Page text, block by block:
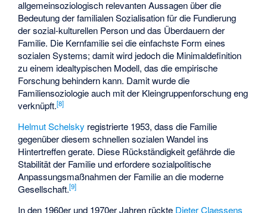
allgemeinsoziologisch relevanten Aussagen über die
Bedeutung der familialen Sozialisation für die Fundierung
der sozial-kulturellen Person und das Überdauern der
Familie. Die Kernfamilie sei die einfachste Form eines
sozialen Systems; damit wird jedoch die Minimaldefinition
zu einem idealtypischen Modell, das die empirische
Forschung behindern kann. Damit wurde die
Familiensoziologie auch mit der Kleingruppenforschung eng
verknüpft.[8]
Helmut Schelsky registrierte 1953, dass die Familie
gegenüber diesem schnellen sozialen Wandel ins
Hintertreffen gerate. Diese Rückständigkeit gefährde die
Stabilität der Familie und erfordere sozialpolitische
Anpassungsmaßnahmen der Familie an die moderne
Gesellschaft.[9]
In den 1960er und 1970er Jahren rückte Dieter Claessens